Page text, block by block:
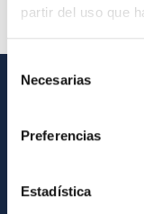
partir del uso que
Necesarias
Preferencias
Estadística
Contact